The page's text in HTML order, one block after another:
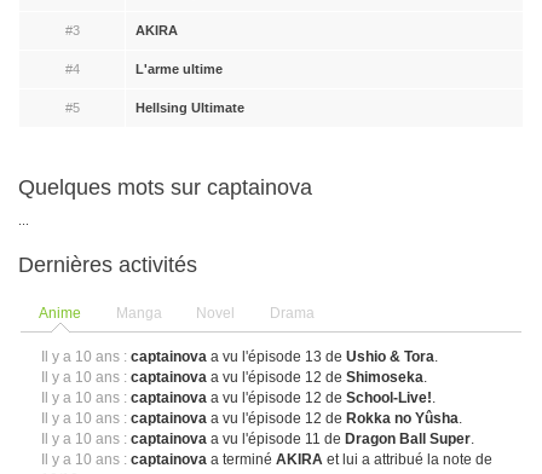
#3 AKIRA
#4 L'arme ultime
#5 Hellsing Ultimate
Quelques mots sur captainova
Dernières activités
Anime Manga Novel Drama
Il y a 10 ans : captainova a vu l'épisode 13 deUshio & Tora.
Il y a 10 ans : captainova a vu l'épisode 12 deShimoseka.
Il y a 10 ans : captainova a vu l'épisode 12 deSchool-Live!.
Il y a 10 ans : captainova a vu l'épisode 12 de Rokka no Yûsha.
Il y a 10 ans : captainova a vu l'épisode 11 de Dragon Ball Super.
Il y a 10 ans : captainova a terminéAKIRA et lui a attribué la note de